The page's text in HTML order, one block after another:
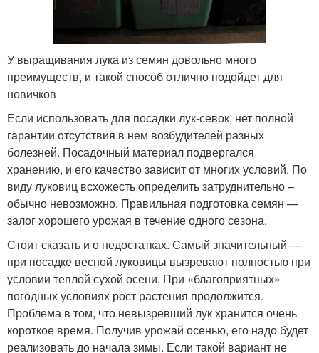
У выращивания лука из семян довольно много
преимуществ, и такой способ отлично подойдет для
новичков
Если использовать для посадки лук-севок, нет полной
гарантии отсутствия в нем возбудителей разных
болезней. Посадочный материал подвергался
хранению, и его качество зависит от многих условий. По
виду луковиц всхожесть определить затруднительно –
обычно невозможно. Правильная подготовка семян —
залог хорошего урожая в течение одного сезона.
Стоит сказать и о недостатках. Самый значительный —
при посадке весной луковицы вызревают полностью при
условии теплой сухой осени. При «благоприятных»
погодных условиях рост растения продолжится.
Проблема в том, что невызревший лук хранится очень
короткое время. Получив урожай осенью, его надо будет
реализовать до начала зимы. Если такой вариант не